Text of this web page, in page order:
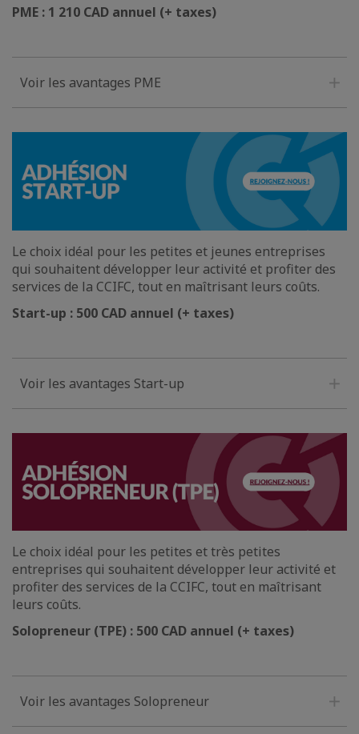
PME : 1 210 CAD annuel (+ taxes)
Voir les avantages PME
Le choix idéal pour les petites et jeunes entreprises
qui souhaitent développer leur activité et profiter des
services de la CCIFC, tout en maîtrisant leurs coûts.
Start-up : 500 CAD annuel (+ taxes)
Voir les avantages Start-up
Le choix idéal pour les petites et très petites
entreprises qui souhaitent développer leur activité et
profiter des services de la CCIFC, tout en maîtrisant
leurs coûts.
Solopreneur (TPE) : 500 CAD annuel (+ taxes)
Voir les avantages Solopreneur